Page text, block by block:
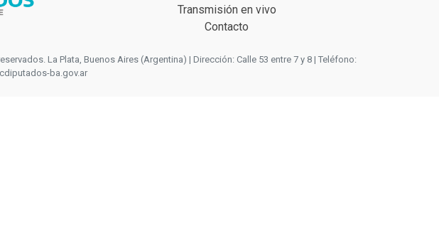
Transmisión en vivo
Contacto
La Plata, Buenos Aires (Argentina) | Dirección: Calle 53 entre 7 y 8 | Teléfono:
ba.gov.ar